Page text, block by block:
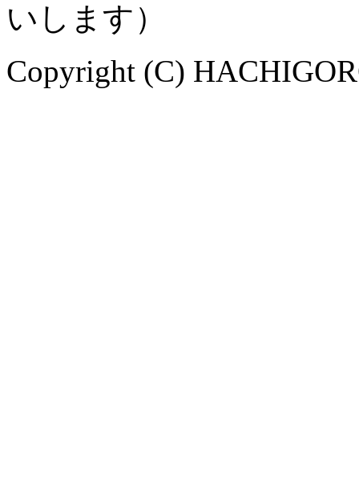
いします）
Copyright (C)